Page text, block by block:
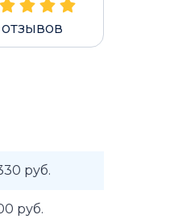
отзывов
руб.
руб.